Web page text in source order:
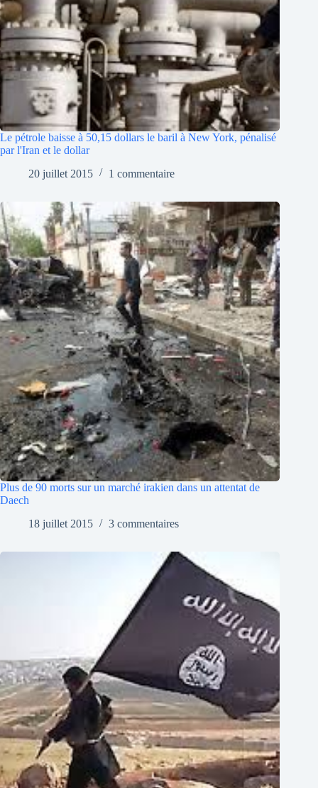
Le pétrole baisse à 50,15 dollars le baril à New York, pénalisé
par l'Iran et le dollar
20 juillet 2015
1 commentaire
Plus de 90 morts sur un marché irakien dans un attentat de
Daech
18 juillet 2015
3 commentaires